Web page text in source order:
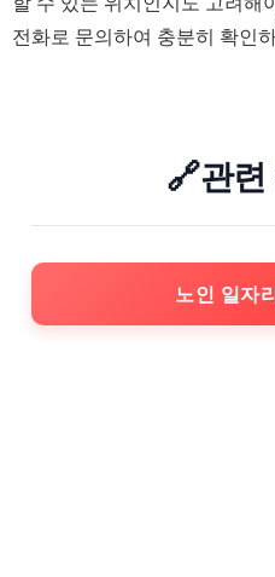
전화로 문의하여 충분히 확인
🔗관
노인 일자